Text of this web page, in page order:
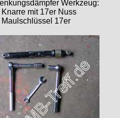
Werkzeug:
Knarre mit 17er Nuss
Maulschlüssel 17er